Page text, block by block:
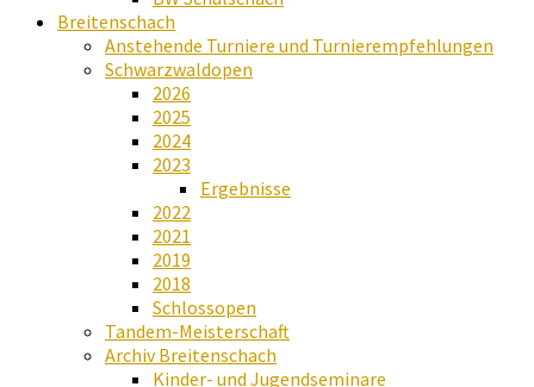
Breitenschach
Anstehende Turniere und Turnierempfehlungen
Schwarzwaldopen
2026
2025
2024
2023
Ergebnisse
2022
2021
2019
2018
Schlossopen
Tandem-Meisterschaft
Archiv Breitenschach
Kinder- und Jugendseminare